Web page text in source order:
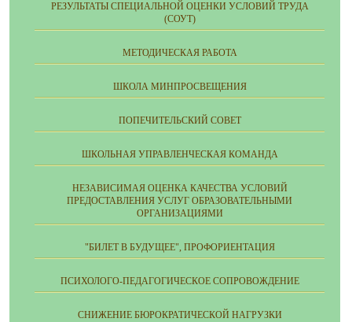
РЕЗУЛЬТАТЫ СПЕЦИАЛЬНОЙ ОЦЕНКИ УСЛОВИЙ ТРУДА
(СОУТ)
МЕТОДИЧЕСКАЯ РАБОТА
ШКОЛА МИНПРОСВЕЩЕНИЯ
ПОПЕЧИТЕЛЬСКИЙ СОВЕТ
ШКОЛЬНАЯ УПРАВЛЕНЧЕСКАЯ КОМАНДА
НЕЗАВИСИМАЯ ОЦЕНКА КАЧЕСТВА УСЛОВИЙ
ПРЕДОСТАВЛЕНИЯ УСЛУГ ОБРАЗОВАТЕЛЬНЫМИ
ОРГАНИЗАЦИЯМИ
"БИЛЕТ В БУДУЩЕЕ", ПРОФОРИЕНТАЦИЯ
ПСИХОЛОГО-ПЕДАГОГИЧЕСКОЕ СОПРОВОЖДЕНИЕ
СНИЖЕНИЕ БЮРОКРАТИЧЕСКОЙ НАГРУЗКИ